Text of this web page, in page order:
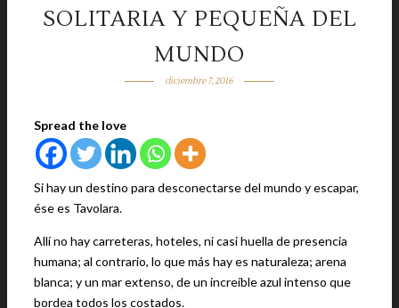
SOLITARIA Y PEQUEÑA DEL
MUNDO
diciembre 7, 2016
Spread the love
Si hay un destino para desconectarse del mundo y escapar,
ése es Tavolara.
Allí no hay carreteras, hoteles, ni casi huella de presencia
humana; al contrario, lo que más hay es naturaleza; arena
blanca; y un mar extenso, de un increíble azul intenso que
bordea todos los costados.